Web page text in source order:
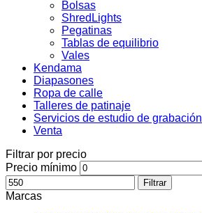
Bolsas
ShredLights
Pegatinas
Tablas de equilibrio
Vales
Kendama
Diapasones
Ropa de calle
Talleres de patinaje
Servicios de estudio de grabación
Venta
Filtrar por precio
Precio mínimo
Filtrar
Marcas